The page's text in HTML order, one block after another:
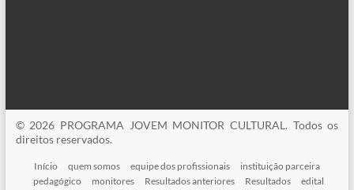
© 2026 PROGRAMA JOVEM MONITOR CULTURAL. Todos os
direitos reservados.
Início quem somos equipe dos profissionais
instituição parceira
pedagógico
monitores Resultados anteriores Resultados
edital